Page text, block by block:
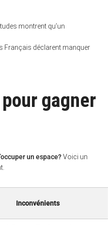
montrent qu’un
Français déclarent manquer
gagner
un espace?Voici un
Inconvénients